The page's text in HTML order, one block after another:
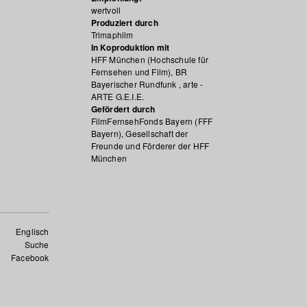
wertvoll
Produziert durch
Trimaphilm
In Koproduktion mit
HFF München (Hochschule für
Fernsehen und Film), BR
Bayerischer Rundfunk , arte -
ARTE G.E.I.E.
Gefördert durch
FilmFernsehFonds Bayern (FFF
Bayern), Gesellschaft der
Freunde und Förderer der HFF
München
Englisch
Suche
Facebook